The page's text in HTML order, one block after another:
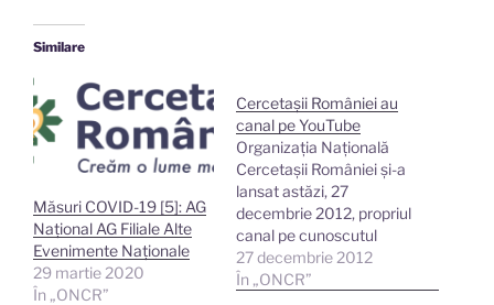
Similare
Măsuri COVID-19 [5]: AG
Național AG Filiale Alte
Evenimente Naționale
29 martie 2020
În „ONCR”
Cercetașii României au
canal pe YouTube
Organizația Națională
Cercetașii României și-a
lansat astăzi, 27
decembrie 2012, propriul
canal pe cunoscutul
portal YouTube. Primele
materiale video sunt
27 decembrie 2012
În „ONCR”